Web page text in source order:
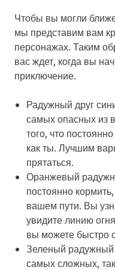
Чтобы вы могли ближе
мы представим вам
персонажах. Таким
вас ждет, когда вы
приключение.
Радужный друг
самых опасных из
того, что
как ты. Лучшим
прятаться.
Оранжевый
постоянно
вашем пути. Вы
увидите линию
вы можете быстро
Зеленый радужный
самых сложных,